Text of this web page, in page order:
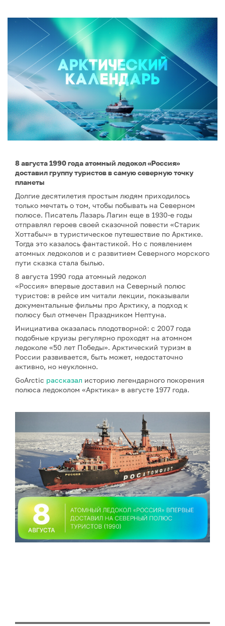
8 августа 1990 года атомный ледокол «Россия»
доставил группу туристов в самую северную точку
планеты
Долгие десятилетия простым людям приходилось
только мечтать о том, чтобы побывать на Северном
полюсе. Писатель Лазарь Лагин еще в 1930-е годы
отправлял героев своей сказочной повести «Старик
Хоттабыч» в туристическое путешествие по Арктике.
Тогда это казалось фантастикой. Но с появлением
атомных ледоколов и с развитием Северного морского
пути сказка стала былью.
8 августа 1990 года атомный ледокол
«Россия» впервые доставил на Северный полюс
туристов: в рейсе им читали лекции, показывали
документальные фильмы про Арктику, а подход к
полюсу был отмечен Праздником Нептуна.
Инициатива оказалась плодотворной: с 2007 года
подобные круизы регулярно проходят на атомном
ледоколе «50 лет Победы». Арктический туризм в
России развивается, быть может, недостаточно
активно, но неуклонно.
GoArctic рассказал историю легендарного покорения
полюса ледоколом «Арктика» в августе 1977 года.